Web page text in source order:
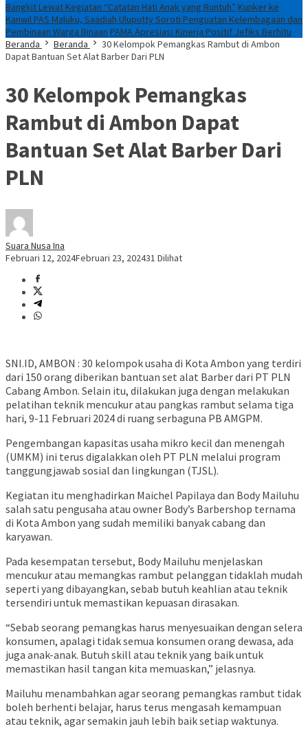
Bangkit Lewat Kegiatan “Catatan Hati Anak yang Runtuh” Kunker ke
Kanwil PAS Maluku, Saadiah Uluputty Soroti Penguatan Kelembagaan dan
Pembinaan Warga Binaan PAMA Apresiasi Kinerja Positif Jefiks Berhitu
Beranda
Beranda
30 Kelompok Pemangkas Rambut di Ambon
Dapat Bantuan Set Alat Barber Dari PLN
30 Kelompok Pemangkas
Rambut di Ambon Dapat
Bantuan Set Alat Barber Dari
PLN
Suara Nusa Ina
Februari 12, 2024Februari 23, 202431 Dilihat
SNI.ID, AMBON : 30 kelompok usaha di Kota Ambon yang terdiri
dari 150 orang diberikan bantuan set alat Barber dari PT PLN
Cabang Ambon. Selain itu, dilakukan juga dengan melakukan
pelatihan teknik mencukur atau pangkas rambut selama tiga
hari, 9-11 Februari 2024 di ruang serbaguna PB AMGPM.
Pengembangan kapasitas usaha mikro kecil dan menengah
(UMKM) ini terus digalakkan oleh PT PLN melalui program
tanggungjawab sosial dan lingkungan (TJSL).
Kegiatan itu menghadirkan Maichel Papilaya dan Body Mailuhu
salah satu pengusaha atau owner Body’s Barbershop ternama
di Kota Ambon yang sudah memiliki banyak cabang dan
karyawan.
Pada kesempatan tersebut, Body Mailuhu menjelaskan
mencukur atau memangkas rambut pelanggan tidaklah mudah
seperti yang dibayangkan, sebab butuh keahlian atau teknik
tersendiri untuk memastikan kepuasan dirasakan.
“Sebab seorang pemangkas harus menyesuaikan dengan selera
konsumen, apalagi tidak semua konsumen orang dewasa, ada
juga anak-anak. Butuh skill atau teknik yang baik untuk
memastikan hasil tangan kita memuaskan,” jelasnya.
Mailuhu menambahkan agar seorang pemangkas rambut tidak
boleh berhenti belajar, harus terus mengasah kemampuan
atau teknik, agar semakin jauh lebih baik setiap waktunya.